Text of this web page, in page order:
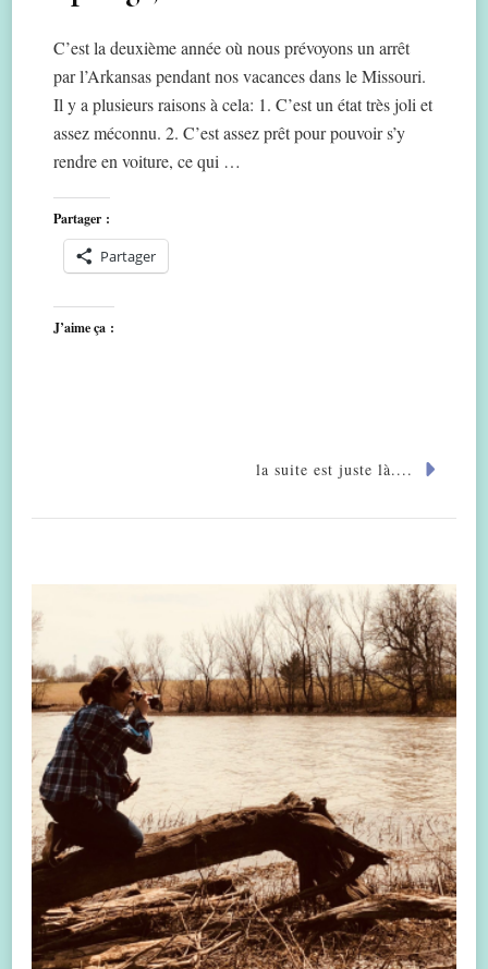
C’est la deuxième année où nous prévoyons un arrêt
par l’Arkansas pendant nos vacances dans le Missouri.
Il y a plusieurs raisons à cela: 1. C’est un état très joli et
assez méconnu. 2. C’est assez prêt pour pouvoir s’y
rendre en voiture, ce qui …
Partager :
Partager
J’aime ça :
la suite est juste là....